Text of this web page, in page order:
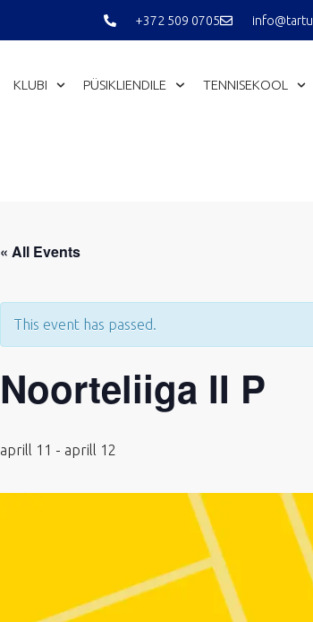
+372 509 0705
KLUBI PÜSIKLIENDILE TENNISEKOOL
« All Events
This event has passed.
Noorteliiga II P
aprill 11 - aprill 12